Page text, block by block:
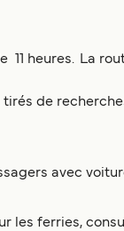
11 heures. La
de
avec
les ferries,